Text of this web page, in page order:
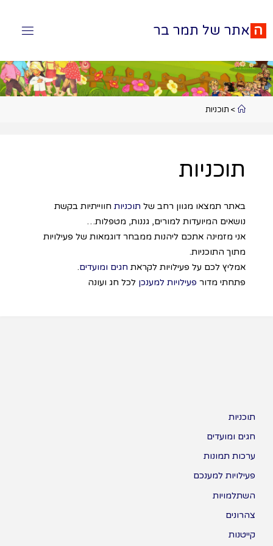
ה אתר של תמר בר
> תוכניות
תוכניות
באתר תמצאו מגוון רחב של תוכניות חווייתיות בקשת
נושאים המיועדות למורים, גננות, מטפלות…
אני מזמינה אתכם ליהנות ממבחר דוגמאות של פעילויות
מתוך התוכניות.
אמליץ לכם על פעילויות לקראת חגים ומועדים.
פתחתי מדור פעילויות למענכן לכל חג ועונה
תוכניות
חגים ומועדים
ערכות תמונות
פעילויות למענכם
השתלמויות
צהרונים
קייטנות